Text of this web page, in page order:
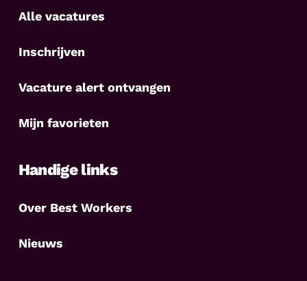
Alle vacatures
Inschrijven
Vacature alert ontvangen
Mijn favorieten
Handige links
Over Best Workers
Nieuws